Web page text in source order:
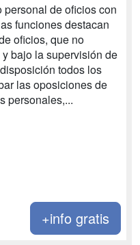
de oficios con
funciones destacan
oficios, que no
bajo la supervisión de
todos los
las oposiciones de
personales,...
+info gratis